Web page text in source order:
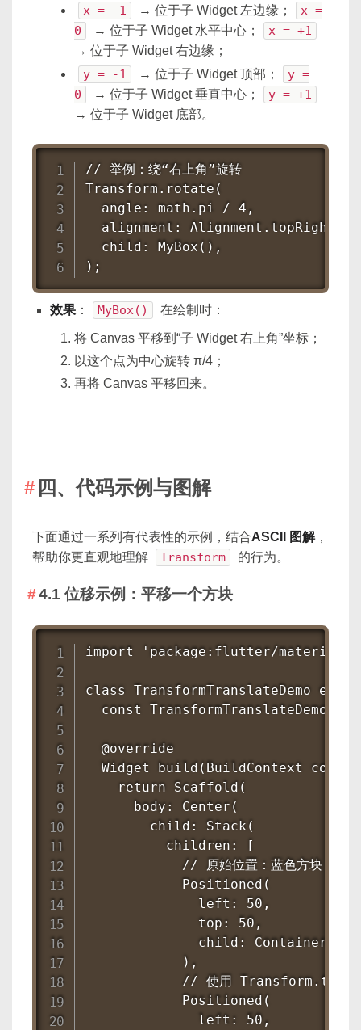
x = -1 → 位于子 Widget 左边缘；
x =
0
→ 位于子 Widget 水平中心； x = +1
→ 位于子 Widget 右边缘；
y = -1 → 位于子 Widget 顶部；
y =
0
→ 位于子 Widget 垂直中心； y = +1
→ 位于子 Widget 底部。
// 举例：绕“右上角”旋转
Transform.rotate(
  angle: math.pi / 4,
alignment: Alignment.topRight, //
  child: MyBox(),
);
效果 ： MyBox() 在绘制时：
将 Canvas 平移到“子 Widget 右上角”坐标；
以这个点为中心旋转 π/4；
再将 Canvas 平移回来。
四、代码示例与图解
下面通过一系列有代表性的示例，结合ASCII 图解，
帮助你更直观地理解
Transform 的行为。
4.1 位移示例：平移一个方块
import 'package:flutter/
class TransformTranslateDemo
const
  @override
Widget build(BuildContext
    return Scaffold(
      body: Center(
        child: Stack(
          children: [
            // 原始位置：蓝色方块
            Positioned(
              left: 50,
              top: 50,
child:
            ),
// 使用
            Positioned(
              left: 50,